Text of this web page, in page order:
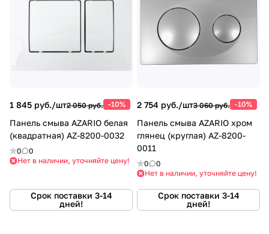
1 845 руб./шт2 050 руб. -10%
Панель смыва AZARIO белая
(квадратная) AZ-8200-0032
0
0
Нет в наличии, уточняйте цену!
Срок поставки 3-14
дней!
2 754 руб./шт3 060 руб. -10%
Панель смыва AZARIO хром
глянец (круглая) AZ-8200-
0011
0
0
Нет в наличии, уточняйте цену!
Срок поставки 3-14
дней!